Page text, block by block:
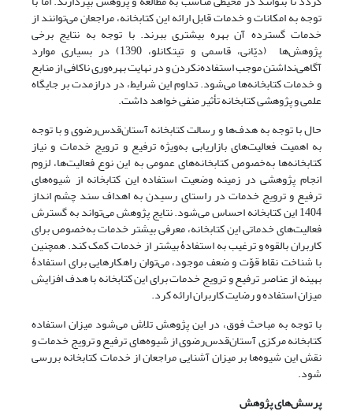
توجه به امکانات و خدمات قابل ارائه این کتابخانه، مراجعان می‌توانند از
خدمات گسترده آن بهره بیشتری ببرند. با توجه به نتایج برخی
پژوهش‌ها (دیّانی، قاسمی و تیتکانلو، 1390) در بسیاری موارد
آگاهی‌نداشتن موجب استفاده‌نکردن و در نهایت بهره‌وری ناکافی از منابع
و خدمات کتابخانه‌ها می‌شود. تداوم این شرایط، در درازمدت بر جایگاه
علمی و پژوهشی کتابخانه تأثیر منفی خواهد داشت.
حال با توجه به هدف‌ها و رسالت کتابخانه آستان‌قدس‌رضوی و با توجه
به اهمیت فعالیت‌های بازاریابی به‌ویژه ترفیع و ترویج خدمات و نیاز
کتابخانه‌ها به‌خصوص کتابخانه‌های عمومی به این نوع فعالیت‌ها، لزوم
انجام پژوهشی در زمینه وضعیت استفاده این کتابخانه از شیوه‌های
ترفیع و ترویج خدمات در راستای رسیدن به اهداف سند چشم انداز
1404 این کتابخانه احساس می‌شود. نتایج پژوهش می‌تواند به گسترش
فعالیت‌های خدماتی این کتابخانه، معرفی بیشتر خدمات به‌خصوص برای
کاربران بالقوه و ترغیب به استفادۀ بیشتر از خدمات کمک کند. همچنین
با شناخت نقاط قوّت و ضعف موجود، می‌توان راهکارهایی برای استفادۀ
بهینه از عناصر ترفیع و ترویج خدمات برای این کتابخانه با هدف افزایش
میزان استفاده و رضایت کاربران ارائه کرد.
با توجه به مباحث فوق، در این پژوهش تلاش می‌شود میزان استفاده
کتابخانه مرکزی آستان‌قدس‌رضوی از شیوه‌های ترفیع و ترویج خدمات و
نقش این شیوه‌ها بر میزان آشنایی مراجعان از خدمات کتابخانه بررسی
شود.
پرسش‌های پژوهش